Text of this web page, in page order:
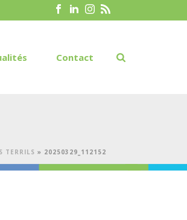
Contact
TERRILS » 20250329_112152